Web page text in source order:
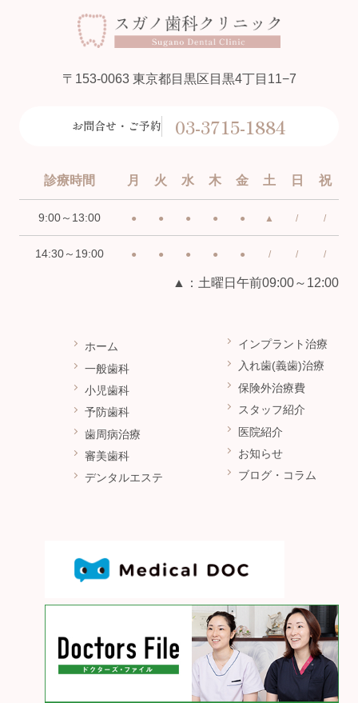
〒153-0063 東京都目黒区目黒4丁目11−7
お問合せ・ご予約 03-3715-1884
診療時間 月 火 水 木 金 土 日 祝
9:00～13:00 ● ● ● ● ● ▲ / /
14:30～19:00 ● ● ● ● ● / / /
▲：土曜日午前09:00～12:00
ホーム
一般歯科
小児歯科
予防歯科
歯周病治療
審美歯科
デンタルエステ
インプラント治療
入れ歯(義歯)治療
保険外治療費
スタッフ紹介
医院紹介
お知らせ
ブログ・コラム